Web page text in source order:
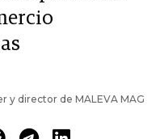
y director de MALEVA MAG